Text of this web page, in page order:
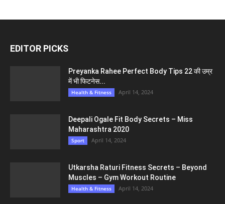
EDITOR PICKS
Preyanka Rahee Perfect Body Tips 22 की उम्र
में भी फिटनेस...
Health & Fitness April 14, 2024
Deepali Ogale Fit Body Secrets – Miss
Maharashtra 2020
Sport April 14, 2024
Utkarsha Raturi Fitness Secrets – Beyond
Muscles – Gym Workout Routine
Health & Fitness April 14, 2024